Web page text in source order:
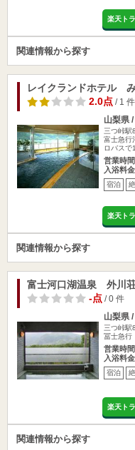
楽天ト
関連情報から探す
レイクランドホテル
2.0点/ 1 件
山梨県
三つ峠駅
富士急行
ロバスで
営業時
入浴料
宿泊
楽天ト
関連情報から探す
富士河口湖温泉 外川
-点/ 0 件
山梨県
三つ峠駅
冨士急行
営業時間
入浴料
宿泊
楽天ト
関連情報から探す